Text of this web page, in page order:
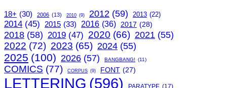
18+ (30) 2006 (13) 2010 (9) 2012 (59) 2013 (22)
2014 (45) 2015 (33) 2016 (36) 2017 (28)
2018 (58) 2019 (47) 2020 (66) 2021 (55)
2022 (72) 2023 (65) 2024 (55)
2025 (100) 2026 (57) BANGBANG! (11)
COMICS (77) CORPUS (9) FONT (27)
LETTERING (596) PARATYPE (17)